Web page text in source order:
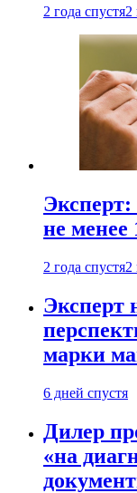
2 года спустя2
Эксперт:
не менее
2 года спустя2
Эксперт
марки
6 дней спустя
Дилер
«на